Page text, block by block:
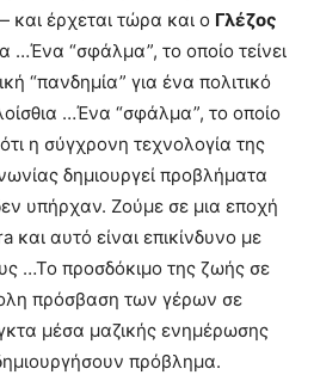
και έρχεται τώρα και ο Γλέζος
…Ένα “σφάλμα”, το οποίο τείνει
“πανδημία” για ένα πολιτικό
…Ένα “σφάλμα”, το οποίο
η σύγχρονη τεχνολογία της
δημιουργεί προβλήματα
υπήρχαν. Ζούμε σε μια εποχή
αυτό είναι επικίνδυνο με
…Το προσδόκιμο της ζωής σε
πρόσβαση των γέρων σε
μέσα μαζικής ενημέρωσης
πρόβλημα.